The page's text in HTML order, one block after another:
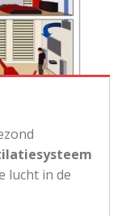
lucht in de